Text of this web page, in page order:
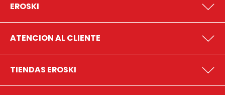
EROSKI
ATENCION AL CLIENTE
TIENDAS EROSKI